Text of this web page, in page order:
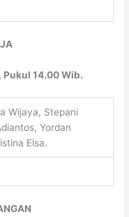
14.00 Wib.
Wijaya, Stepani
Yordan
Elsa.